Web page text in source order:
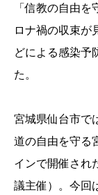
「信教の自由
ロナ禍の収束が
どによる感染予
た。
宮城県仙台市で
道の自由を守る
インで開催され
議主催）。今回